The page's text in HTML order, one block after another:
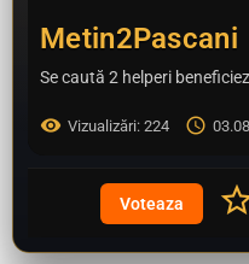
Metin2Pascani
Vizualizări: 224